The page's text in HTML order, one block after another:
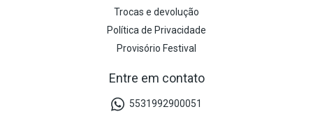
Trocas e devolução
Política de Privacidade
Provisório Festival
Entre em contato
5531992900051